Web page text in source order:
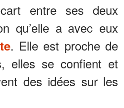
entre ses deux
qu’elle a avec eux
. Elle est proche de
elles se confient et
des idées sur les